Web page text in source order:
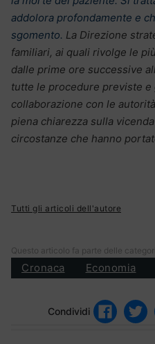
addolora profondamente e
sgomento. La Direzione
familiari, ai quali rivolge le
dalle prime ore successive
tutte le procedure previste e
collaborazione con le
piena chiarezza sulla
circostanze che hanno
Tutti gli articoli dell'autore
Questo articolo fa parte delle
Cronaca Economia
Condividi